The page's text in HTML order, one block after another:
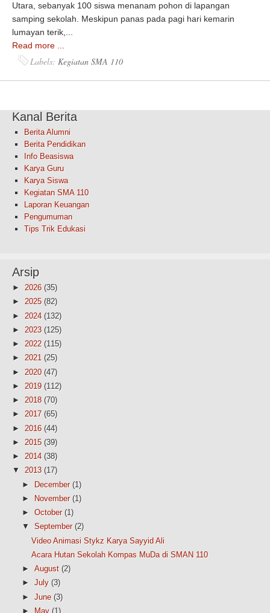
Utara, sebanyak 100 siswa menanam pohon di lapangan
samping sekolah. Meskipun panas pada pagi hari kemarin
lumayan terik,...
Read more ...
Labels:Kegiatan SMA 110
Kanal Berita
Berita Alumni
Berita Pendidikan
Info Beasiswa
Karya Guru
Karya Siswa
Kegiatan SMA 110
Laporan Keuangan
Pengumuman
Tips Trik Edukasi
Arsip
► 2026 (35)
► 2025 (82)
► 2024 (132)
► 2023 (125)
► 2022 (115)
► 2021 (25)
► 2020 (47)
► 2019 (112)
► 2018 (70)
► 2017 (65)
► 2016 (44)
► 2015 (39)
► 2014 (38)
▼
2013 (17)
► December (1)
►
November (1)
► October (1)
▼
September (2)
Video Animasi Stykz Karya Sayyid Ali
Acara Hutan Sekolah Kompas MuDa di SMAN 110
► August (2)
► July (3)
► June (3)
►
May (1)